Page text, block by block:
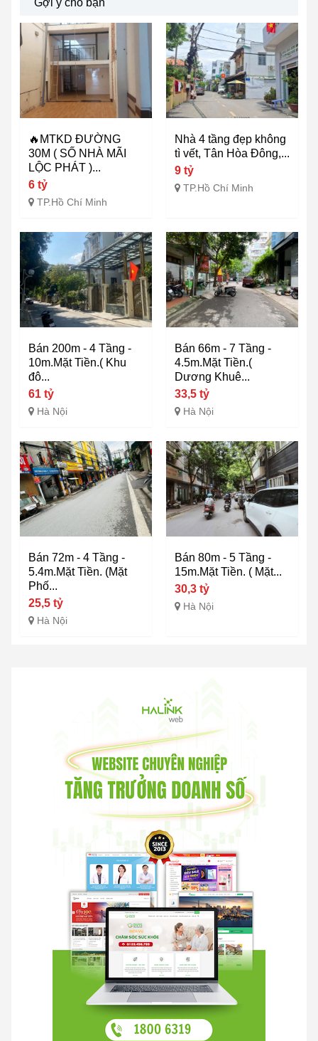
Gợi ý cho bạn
🔥MTKD ĐƯỜNG
30M ( SỐ NHÀ MÃI
LỘC PHÁT )...
6 tỷ
TP.Hồ Chí Minh
Nhà 4 tầng đẹp không
tì vết, Tân Hòa Đông,...
9 tỷ
TP.Hồ Chí Minh
Bán 200m - 4 Tầng -
10m.Mặt Tiền.( Khu
đô...
61 tỷ
Hà Nội
Bán 66m - 7 Tầng -
4.5m.Mặt Tiền.(
Dương Khuê...
33,5 tỷ
Hà Nội
Bán 72m - 4 Tầng -
5.4m.Mặt Tiền. (Mặt
Phố...
25,5 tỷ
Hà Nội
Bán 80m - 5 Tầng -
15m.Mặt Tiền. ( Mặt...
30,3 tỷ
Hà Nội